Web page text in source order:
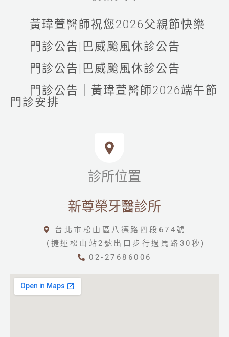
黃瑋萱醫師祝您2026父親節快樂
門診公告|巴威颱風休診公告
門診公告|巴威颱風休診公告
門診公告｜黃瑋萱醫師2026端午節
門診安排
診所位置
新尊榮牙醫診所
台北市松山區八德路四段674號
(捷運松山站2號出口步行過馬路30秒)
02-27686006